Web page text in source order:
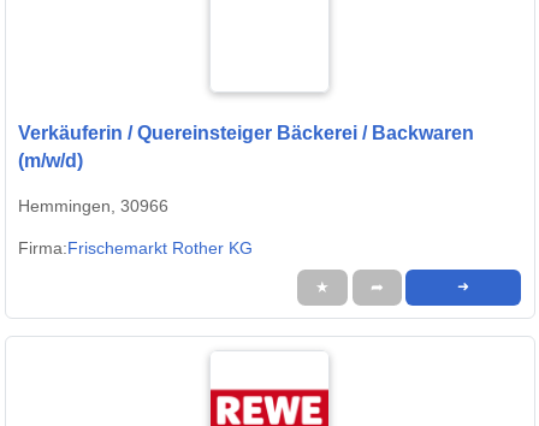
Verkäuferin / Quereinsteiger Bäckerei / Backwaren
(m/w/d)
Hemmingen, 30966
Firma:Frischemarkt Rother KG
★ ➦ ➜